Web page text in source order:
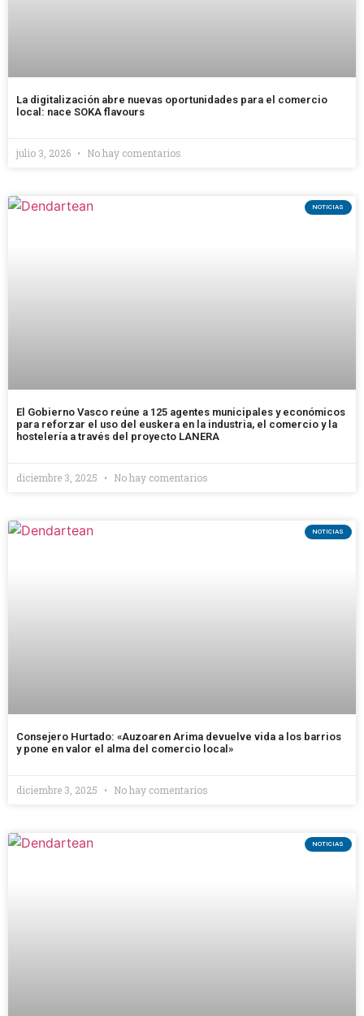
La digitalización abre nuevas oportunidades para el comercio
local: nace SOKA flavours
julio 3, 2026 No hay comentarios
NOTICIAS
El Gobierno Vasco reúne a 125 agentes municipales y económicos
para reforzar el uso del euskera en la industria, el comercio y la
hostelería a través del proyecto LANERA
diciembre 3, 2025 No hay comentarios
NOTICIAS
Consejero Hurtado: «Auzoaren Arima devuelve vida a los barrios
y pone en valor el alma del comercio local»
diciembre 3, 2025 No hay comentarios
NOTICIAS